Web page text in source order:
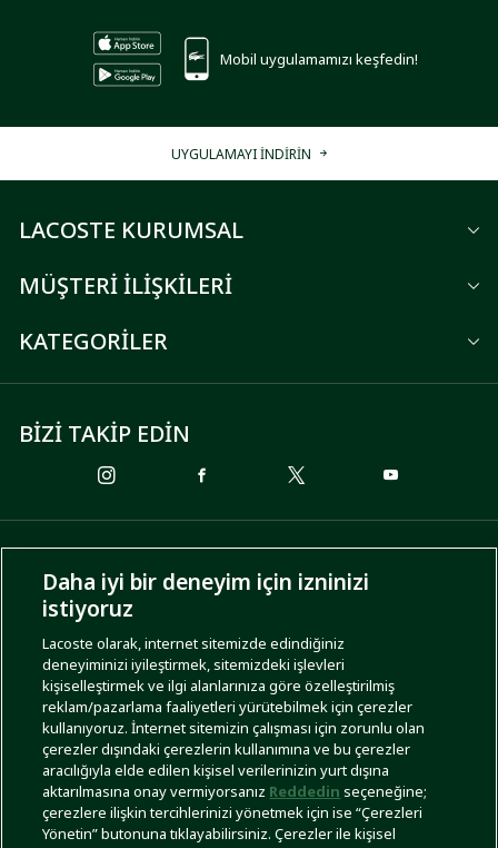
Mobil uygulamamızı keşfedin!
UYGULAMAYI İNDİRİN
LACOSTE KURUMSAL
MÜŞTERİ İLİŞKİLERİ
KATEGORİLER
BİZİ TAKİP EDİN
ÖDEME SEÇENEKLERİ
KARGO SEÇENEKLERİ
İşlem RehberiSite HaritasıKullanım ŞartlarıGizlilik Politikası
Daha iyi bir deneyim için izninizi
istiyoruz
Lacoste olarak, internet sitemizde edindiğiniz
deneyiminizi iyileştirmek, sitemizdeki işlevleri
kişiselleştirmek ve ilgi alanlarınıza göre özelleştirilmiş
reklam/pazarlama faaliyetleri yürütebilmek için çerezler
kullanıyoruz. İnternet sitemizin çalışması için zorunlu olan
çerezler dışındaki çerezlerin kullanımına ve bu çerezler
aracılığıyla elde edilen kişisel verilerinizin yurt dışına
aktarılmasına onay vermiyorsanız Reddedin seçeneğine;
çerezlere ilişkin tercihlerinizi yönetmek için ise “Çerezleri
Yönetin” butonuna tıklayabilirsiniz. Çerezler ile kişisel